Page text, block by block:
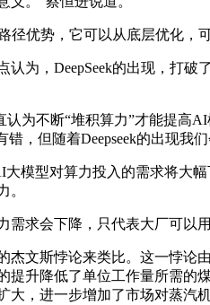
优势，它可以从底层优化，
，DeepSeek的出现，打破
不断“堆积算力”才能提高AI
，但随着Deepseek的出现我
型对算力投入的需求将大幅
。
求会下降，只代表大厂可以用
斯悖论来类比。这一悖论
提升降低了单位工作量所需
大，进一步增加了市场对蒸汽